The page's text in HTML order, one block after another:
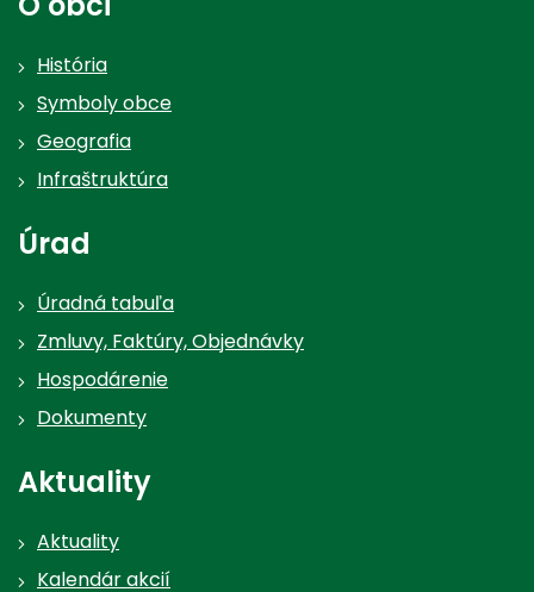
História
Symboly obce
Geografia
Infraštruktúra
Úrad
Úradná tabuľa
Zmluvy, Faktúry, Objednávky
Hospodárenie
Dokumenty
Aktuality
Aktuality
Kalendár akcií